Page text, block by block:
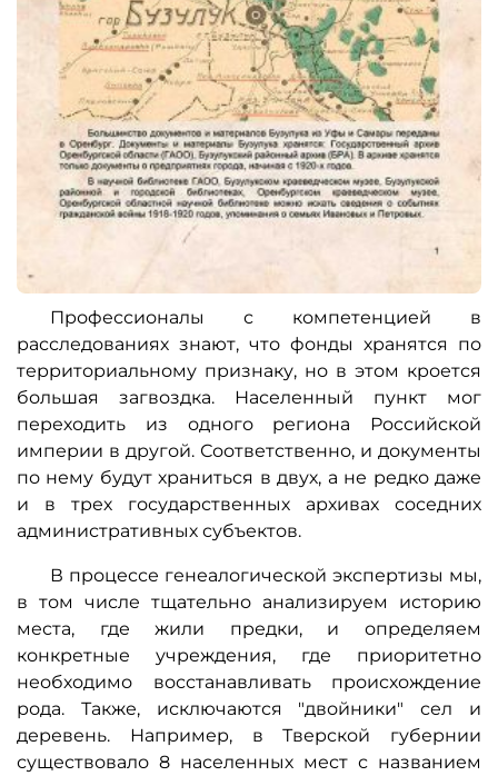
Профессионалы с компетенцией в
расследованиях знают, что фонды хранятся по
территориальному признаку, но в этом кроется
большая загвоздка. Населенный пункт мог
переходить из одного региона Российской
империи в другой. Соответственно, и документы
по нему будут храниться в двух, а не редко даже
и в трех государственных архивах соседних
административных субъектов.
В процессе генеалогической экспертизы мы,
в том числе тщательно анализируем историю
места, где жили предки, и определяем
конкретные учреждения, где приоритетно
необходимо восстанавливать происхождение
рода. Также, исключаются "двойники" сел и
деревень. Например, в Тверской губернии
существовало 8 населенных мест с названием